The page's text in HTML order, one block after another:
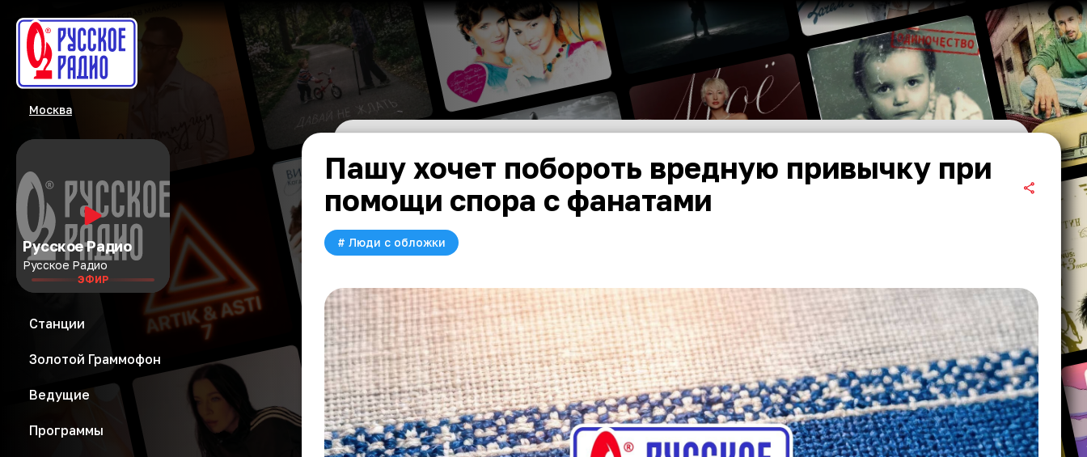
Москва
Русское Радио
Русское Радио
ЭФИР
Станции
Золотой Граммофон
Ведущие
Программы
Пашу хочет побороть вредную привычку при
помощи спора с фанатами
# Люди с обложки